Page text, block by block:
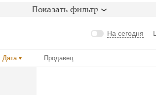
Показать фильтр
На сегодня
Дата Продавец